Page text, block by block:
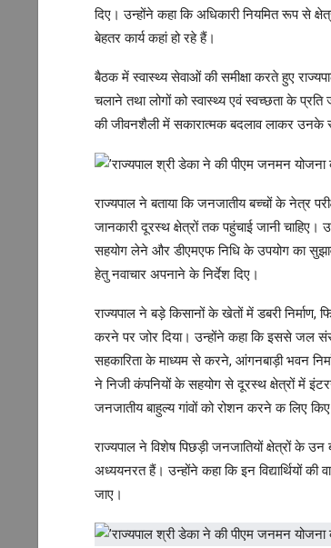
दिए। उन्होंने कहा कि अधिकारी नियमित रूप से
बेहतर कार्य कहां हो रहे हैं।
बैठक में स्वास्थ्य सेवाओं की समीक्षा करते हुए
चलाने तथा लोगों को स्वास्थ्य एवं स्वच्छता के
की जीवनशैली में सकारात्मक बदलाव लाकर उनके
राज्यपाल ने बताया कि जनजातीय बच्चों के नेत्र
जानकारी दूरस्थ क्षेत्रों तक पहुंचाई जानी चाहिए।
सहयोग लेने और डीएमएफ निधि के उपयोग का
हेतु नवाचार अपनाने के निर्देश दिए।
राज्यपाल ने बड़े किसानों के खेतों में डबरी निर्माण,
करने पर जोर दिया। उन्होंने कहा कि इससे जल
सहकारिता के माध्यम से करने, आंगनबाड़ी भवन
ने निजी कंपनियों के सहयोग से दूरस्थ क्षेत्रों में
जनजातीय बाहुल्य गांवों को रोशन करने क लिए किए
राज्यपाल ने विशेष पिछड़ी जनजातियों क्षेत्रों के
अध्ययनरत हैं। उन्होंने कहा कि इन
जाए।